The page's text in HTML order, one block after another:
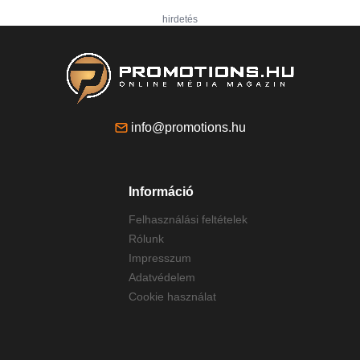
hirdetés
info@promotions.hu
Információ
Felhasználási feltételek
Rólunk
Impresszum
Adatvédelem
Cookie használat